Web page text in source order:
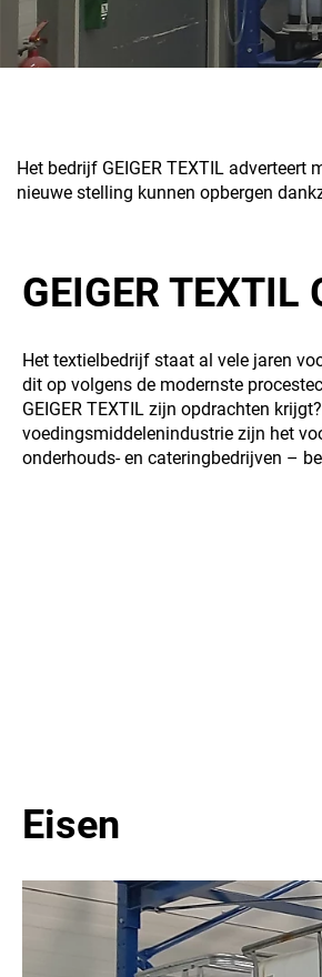
Het bedrijf GEIGER TEXTIL
nieuwe stelling kunnen opbergen
GEIGER TEXTIL
Het textielbedrijf staat al vele jaren
dit op volgens de modernste
GEIGER TEXTIL zijn opdrachten
voedingsmiddelenindustrie zijn het
onderhouds- en cateringbedrijven –
Eisen